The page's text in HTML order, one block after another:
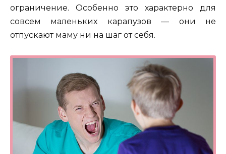
ограничение. Особенно это характерно для
совсем маленьких карапузов — они не
отпускают маму ни на шаг от себя.